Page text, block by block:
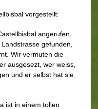
vorgestellt:
angerufen,
gefunden,
Wir vermuten die
ausgesezt, wer weiss,
und er selbst hat sie
ist in einem tollen